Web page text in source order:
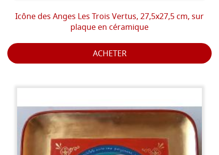
Icône des Anges Les Trois Vertus, 27,5x27,5 cm, sur
plaque en céramique
ACHETER